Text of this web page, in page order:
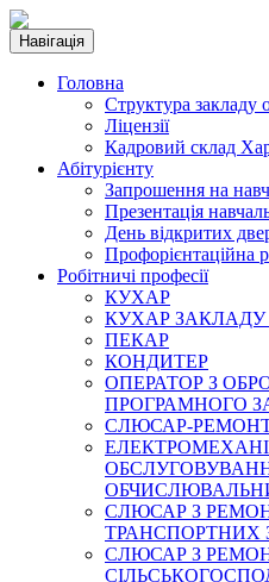
Навігація
Головна
Структура закладу
Ліцензії
Кадровий склад
Абітурієнту
Запрошення на
Презентація
День відкритих
Профорієнтаційна
Робітничі професії
КУХАР
КУХАР ЗАКЛАДУ
ПЕКАР
КОНДИТЕР
ОПЕРАТОР З
ПРОГРАМНОГО
СЛЮСАР-
СЛЮСАР З
ТРАНСПОРТНИХ
СЛЮСАР З